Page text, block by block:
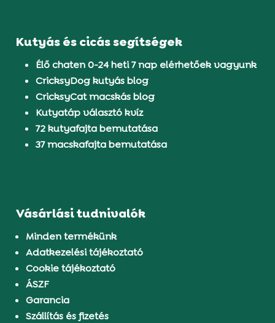
Kutyás és cicás segítségek
Élő chaten 0-24 heti 7 nap elérhetőek vagyunk
CricksyDog kutyás blog
CricksyCat macskás blog
Kutyatáp választó kvíz
72 kutyafajta bemutatása
37 macskafajta bemutatása
Vásárlási tudnivalók
Minden termékünk
Adatkezelési tájékoztató
Cookie tájékoztató
ÁSZF
Garancia
Szállítás és fizetés